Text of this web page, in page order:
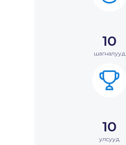
10
шагналууд
10
улсууд